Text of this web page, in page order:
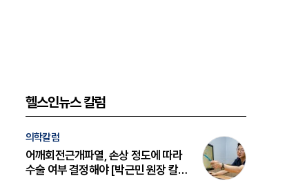
헬스인뉴스 칼럼
의학칼럼
어깨회전근개파열, 손상 정도에 따라
수술 여부 결정해야 [박근민 원장 칼